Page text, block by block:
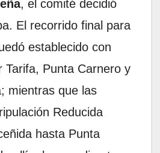
, el comité decidió
El recorrido final para
establecido con
Tarifa, Punta Carnero y
mientras que las
Reducida
hasta Punta